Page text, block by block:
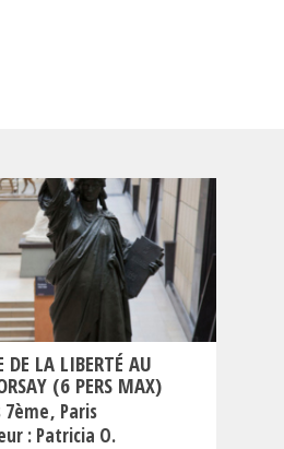
DE LA LIBERTÉ AU
(6 PERS MAX)
7ème Paris
: Patricia O.